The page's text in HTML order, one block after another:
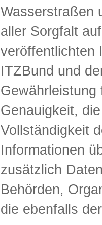
Wasserstraßen
aller Sorgfalt
veröffentlichten
ITZBund und
Genauigkeit,
Vollständigkeit
Informationen
zusätzlich
Behörden,
die ebenfalls